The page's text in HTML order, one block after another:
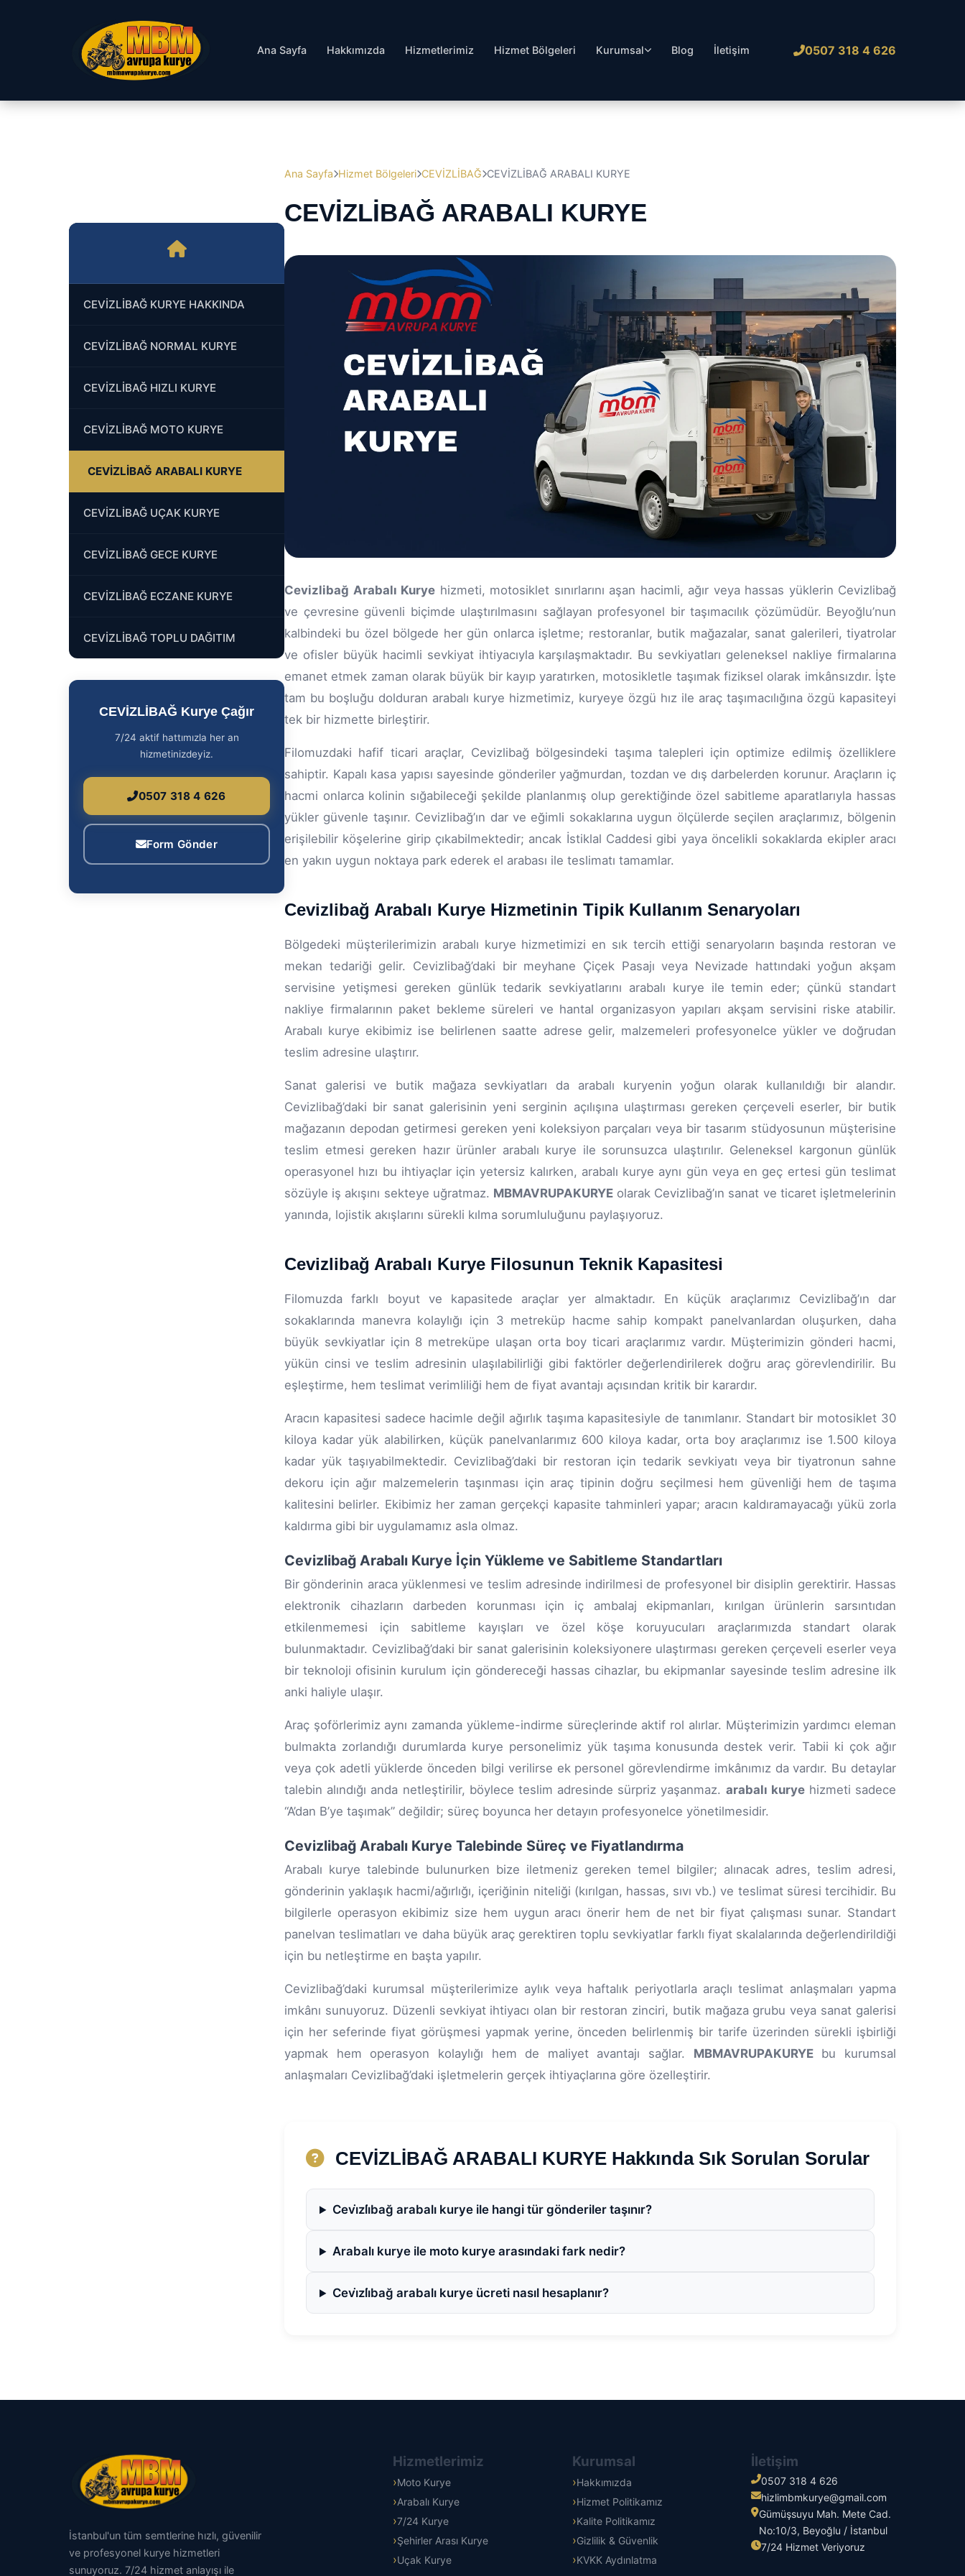
Ana Sayfa Hakkımızda Hizmetlerimiz Hizmet Bölgeleri Kurumsal Blog İletişim 0507 318 4 626
CEVİZLİBAĞ KURYE HAKKINDA
CEVİZLİBAĞ NORMAL KURYE
CEVİZLİBAĞ HIZLI KURYE
CEVİZLİBAĞ MOTO KURYE
CEVİZLİBAĞ ARABALI KURYE
CEVİZLİBAĞ UÇAK KURYE
CEVİZLİBAĞ GECE KURYE
CEVİZLİBAĞ ECZANE KURYE
CEVİZLİBAĞ TOPLU DAĞITIM
CEVİZLİBAĞ Kurye Çağır
7/24 aktif hattımızla her an
hizmetinizdeyiz.
0507 318 4 626
Form Gönder
Ana Sayfa Hizmet Bölgeleri CEVİZLİBAĞ CEVİZLİBAĞ ARABALI KURYE
CEVİZLİBAĞ ARABALI KURYE
Cevizlibağ Arabalı Kurye hizmeti, motosiklet sınırlarını aşan hacimli, ağır veya hassas yüklerin Cevizlibağ
ve çevresine güvenli biçimde ulaştırılmasını sağlayan profesyonel bir taşımacılık çözümüdür. Beyoğlu’nun
kalbindeki bu özel bölgede her gün onlarca işletme; restoranlar, butik mağazalar, sanat galerileri, tiyatrolar
ve ofisler büyük hacimli sevkiyat ihtiyacıyla karşılaşmaktadır. Bu sevkiyatları geleneksel nakliye firmalarına
emanet etmek zaman olarak büyük bir kayıp yaratırken, motosikletle taşımak fiziksel olarak imkânsızdır. İşte
tam bu boşluğu dolduran arabalı kurye hizmetimiz, kuryeye özgü hız ile araç taşımacılığına özgü kapasiteyi
tek bir hizmette birleştirir.
Filomuzdaki hafif ticari araçlar, Cevizlibağ bölgesindeki taşıma talepleri için optimize edilmiş özelliklere
sahiptir. Kapalı kasa yapısı sayesinde gönderiler yağmurdan, tozdan ve dış darbelerden korunur. Araçların iç
hacmi onlarca kolinin sığabileceği şekilde planlanmış olup gerektiğinde özel sabitleme aparatlarıyla hassas
yükler güvenle taşınır. Cevizlibağ’ın dar ve eğimli sokaklarına uygun ölçülerde seçilen araçlarımız, bölgenin
erişilebilir köşelerine girip çıkabilmektedir; ancak İstiklal Caddesi gibi yaya öncelikli sokaklarda ekipler aracı
en yakın uygun noktaya park ederek el arabası ile teslimatı tamamlar.
Cevizlibağ Arabalı Kurye Hizmetinin Tipik Kullanım Senaryoları
Bölgedeki müşterilerimizin arabalı kurye hizmetimizi en sık tercih ettiği senaryoların başında restoran ve
mekan tedariği gelir. Cevizlibağ’daki bir meyhane Çiçek Pasajı veya Nevizade hattındaki yoğun akşam
servisine yetişmesi gereken günlük tedarik sevkiyatlarını arabalı kurye ile temin eder; çünkü standart
nakliye firmalarının paket bekleme süreleri ve hantal organizasyon yapıları akşam servisini riske atabilir.
Arabalı kurye ekibimiz ise belirlenen saatte adrese gelir, malzemeleri profesyonelce yükler ve doğrudan
teslim adresine ulaştırır.
Sanat galerisi ve butik mağaza sevkiyatları da arabalı kuryenin yoğun olarak kullanıldığı bir alandır.
Cevizlibağ’daki bir sanat galerisinin yeni serginin açılışına ulaştırması gereken çerçeveli eserler, bir butik
mağazanın depodan getirmesi gereken yeni koleksiyon parçaları veya bir tasarım stüdyosunun müşterisine
teslim etmesi gereken hazır ürünler arabalı kurye ile sorunsuzca ulaştırılır. Geleneksel kargonun günlük
operasyonel hızı bu ihtiyaçlar için yetersiz kalırken, arabalı kurye aynı gün veya en geç ertesi gün teslimat
sözüyle iş akışını sekteye uğratmaz. MBMAVRUPAKURYEolarak Cevizlibağ’ın sanat ve ticaret işletmelerinin
yanında, lojistik akışlarını sürekli kılma sorumluluğunu paylaşıyoruz.
Cevizlibağ Arabalı Kurye Filosunun Teknik Kapasitesi
Filomuzda farklı boyut ve kapasitede araçlar yer almaktadır. En küçük araçlarımız Cevizlibağ’ın dar
sokaklarında manevra kolaylığı için 3 metreküp hacme sahip kompakt panelvanlardan oluşurken, daha
büyük sevkiyatlar için 8 metreküpe ulaşan orta boy ticari araçlarımız vardır. Müşterimizin gönderi hacmi,
yükün cinsi ve teslim adresinin ulaşılabilirliği gibi faktörler değerlendirilerek doğru araç görevlendirilir. Bu
eşleştirme, hem teslimat verimliliği hem de fiyat avantajı açısından kritik bir karardır.
Aracın kapasitesi sadece hacimle değil ağırlık taşıma kapasitesiyle de tanımlanır. Standart bir motosiklet 30
kiloya kadar yük alabilirken, küçük panelvanlarımız 600 kiloya kadar, orta boy araçlarımız ise 1.500 kiloya
kadar yük taşıyabilmektedir. Cevizlibağ’daki bir restoran için tedarik sevkiyatı veya bir tiyatronun sahne
dekoru için ağır malzemelerin taşınması için araç tipinin doğru seçilmesi hem güvenliği hem de taşıma
kalitesini belirler. Ekibimiz her zaman gerçekçi kapasite tahminleri yapar; aracın kaldıramayacağı yükü zorla
kaldırma gibi bir uygulamamız asla olmaz.
Cevizlibağ Arabalı Kurye İçin Yükleme ve Sabitleme Standartları
Bir gönderinin araca yüklenmesi ve teslim adresinde indirilmesi de profesyonel bir disiplin gerektirir. Hassas
elektronik cihazların darbeden korunması için iç ambalaj ekipmanları, kırılgan ürünlerin sarsıntıdan
etkilenmemesi için sabitleme kayışları ve özel köşe koruyucuları araçlarımızda standart olarak
bulunmaktadır. Cevizlibağ’daki bir sanat galerisinin koleksiyonere ulaştırması gereken çerçeveli eserler veya
bir teknoloji ofisinin kurulum için göndereceği hassas cihazlar, bu ekipmanlar sayesinde teslim adresine ilk
anki haliyle ulaşır.
Araç şoförlerimiz aynı zamanda yükleme-indirme süreçlerinde aktif rol alırlar. Müşterimizin yardımcı eleman
bulmakta zorlandığı durumlarda kurye personelimiz yük taşıma konusunda destek verir. Tabii ki çok ağır
veya çok adetli yüklerde önceden bilgi verilirse ek personel görevlendirme imkânımız da vardır. Bu detaylar
talebin alındığı anda netleştirilir, böylece teslim adresinde sürpriz yaşanmaz. arabalı kuryehizmeti sadece
“A’dan B’ye taşımak” değildir; süreç boyunca her detayın profesyonelce yönetilmesidir.
Cevizlibağ Arabalı Kurye Talebinde Süreç ve Fiyatlandırma
Arabalı kurye talebinde bulunurken bize iletmeniz gereken temel bilgiler; alınacak adres, teslim adresi,
gönderinin yaklaşık hacmi/ağırlığı, içeriğinin niteliği (kırılgan, hassas, sıvı vb.) ve teslimat süresi tercihidir. Bu
bilgilerle operasyon ekibimiz size hem uygun aracı önerir hem de net bir fiyat çalışması sunar. Standart
panelvan teslimatları ve daha büyük araç gerektiren toplu sevkiyatlar farklı fiyat skalalarında değerlendirildiği
için bu netleştirme en başta yapılır.
Cevizlibağ’daki kurumsal müşterilerimize aylık veya haftalık periyotlarla araçlı teslimat anlaşmaları yapma
imkânı sunuyoruz. Düzenli sevkiyat ihtiyacı olan bir restoran zinciri, butik mağaza grubu veya sanat galerisi
için her seferinde fiyat görüşmesi yapmak yerine, önceden belirlenmiş bir tarife üzerinden sürekli işbirliği
yapmak hem operasyon kolaylığı hem de maliyet avantajı sağlar. MBMAVRUPAKURYEbu kurumsal
anlaşmaları Cevizlibağ’daki işletmelerin gerçek ihtiyaçlarına göre özelleştirir.
CEVİZLİBAĞ ARABALI KURYE Hakkında Sık Sorulan Sorular
Cevi̇zli̇bağ arabalı kurye ile hangi tür gönderiler taşınır?
Arabalı kurye ile moto kurye arasındaki fark nedir?
Cevi̇zli̇bağ arabalı kurye ücreti nasıl hesaplanır?
İstanbul'un tüm semtlerine hızlı, güvenilir
ve profesyonel kurye hizmetleri
sunuyoruz. 7/24 hizmet anlayışı ile
Hizmetlerimiz
Moto Kurye
Arabalı Kurye
7/24 Kurye
Şehirler Arası Kurye
Uçak Kurye
Kurumsal
Hakkımızda
Hizmet Politikamız
Kalite Politikamız
Gizlilik & Güvenlik
KVKK Aydınlatma
İletişim
0507 318 4 626
hizlimbmkurye@gmail.com
Gümüşsuyu Mah. Mete Cad.
No:10/3, Beyoğlu / İstanbul
7/24 Hizmet Veriyoruz